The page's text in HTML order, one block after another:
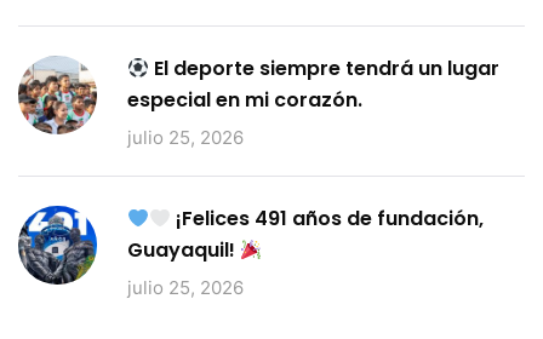
El deporte siempre tendrá un lugar
especial en mi corazón.
julio 25, 2026
¡Felices 491 años de fundación,
Guayaquil!
julio 25, 2026